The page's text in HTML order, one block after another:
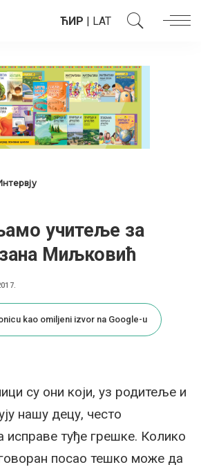
ЋИР | LAT
учитеље за
Миљковић
kao omiljeni izvor na Google-u
су они који, уз родитеље и
нашу децу, често
исправе туђе грешке. Колико
посао тешко може да